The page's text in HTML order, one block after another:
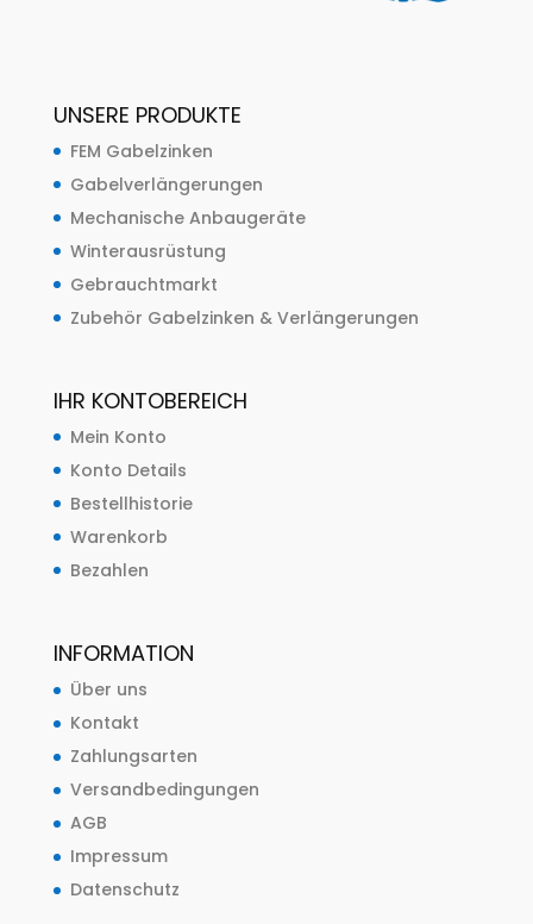
UNSERE PRODUKTE
FEM Gabelzinken
Gabelverlängerungen
Mechanische Anbaugeräte
Winterausrüstung
Gebrauchtmarkt
Zubehör Gabelzinken & Verlängerungen
IHR KONTOBEREICH
Mein Konto
Konto Details
Bestellhistorie
Warenkorb
Bezahlen
INFORMATION
Über uns
Kontakt
Zahlungsarten
Versandbedingungen
AGB
Impressum
Datenschutz